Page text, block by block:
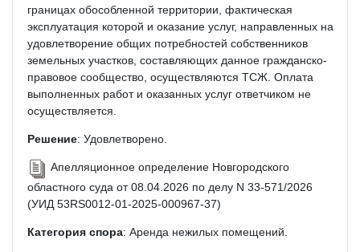
границах обособленной территории, фактическая
эксплуатация которой и оказание услуг, направленных на
удовлетворение общих потребностей собственников
земельных участков, составляющих данное гражданско-
правовое сообщество, осуществляются ТСЖ. Оплата
выполненных работ и оказанных услуг ответчиком не
осуществляется.
Решение: Удовлетворено.
Апелляционное определение Новгородского
областного суда от 08.04.2026 по делу N 33-571/2026
(УИД 53RS0012-01-2025-000967-37)
Категория спора: Аренда нежилых помещений.